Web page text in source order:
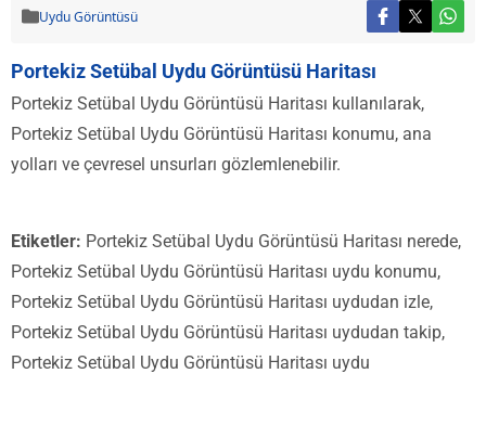
Uydu Görüntüsü
Portekiz Setübal Uydu Görüntüsü Haritası
Portekiz Setübal Uydu Görüntüsü Haritası kullanılarak,
Portekiz Setübal Uydu Görüntüsü Haritası konumu, ana
yolları ve çevresel unsurları gözlemlenebilir.
Etiketler: Portekiz Setübal Uydu Görüntüsü Haritası nerede,
Portekiz Setübal Uydu Görüntüsü Haritası uydu konumu,
Portekiz Setübal Uydu Görüntüsü Haritası uydudan izle,
Portekiz Setübal Uydu Görüntüsü Haritası uydudan takip,
Portekiz Setübal Uydu Görüntüsü Haritası uydu